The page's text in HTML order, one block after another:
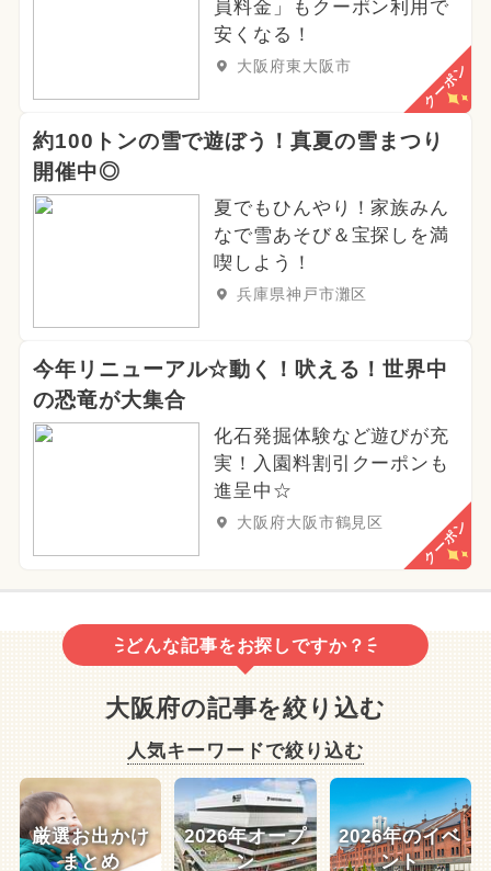
員料金」もクーポン利用で
安くなる！
大阪府東大阪市 クーポン
約100トンの雪で遊ぼう！真夏の雪まつり
開催中◎
夏でもひんやり！家族みん
なで雪あそび＆宝探しを満
喫しよう！
兵庫県神戸市灘区
今年リニューアル☆動く！吠える！世界中
の恐竜が大集合
化石発掘体験など遊びが充
実！入園料割引クーポンも
進呈中☆
大阪府大阪市鶴見区 クーポン
どんな記事をお探しですか？
大阪府の記事を絞り込む
人気キーワードで絞り込む
厳選お出かけ
まとめ
2026年オープ
ン
2026年のイベ
ント